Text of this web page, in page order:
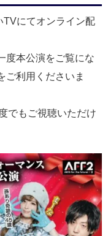
TVにてオンライン配
度本公演をご覧にな
ご利用くださいま
でもご視聴いただけ